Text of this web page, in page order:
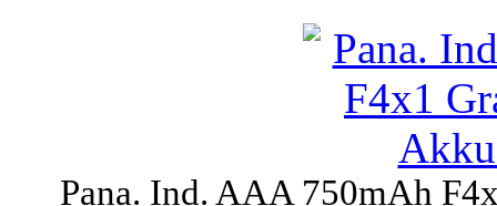
Pana. Ind. AAA 750mAh